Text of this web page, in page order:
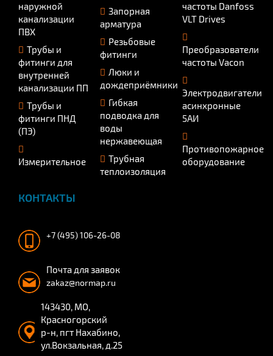
наружной
канализации
ПВХ
Трубы и
фитинги для
внутренней
канализации ПП
Трубы и
фитинги ПНД
(ПЭ)
Измерительное
Запорная
арматура
Резьбовые
фитинги
Люки и
дождеприёмники
Гибкая
подводка для
воды
нержавеющая
Трубная
теплоизоляция
частоты Danfoss
VLT Drives
Преобразователи
частоты Vacon
Электродвигатели
асинхронные
5АИ
Противопожарное
оборудование
КОНТАКТЫ
+7 (495) 106-26-08
Почта для заявок
zakaz@normap.ru
143430, МО,
Красногорский
р-н, пгт Нахабино,
ул.Вокзальная, д.25